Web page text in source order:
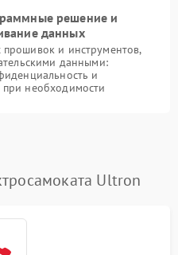
решение и
данных
и инструментов,
данными:
и
необходимости
Ultron